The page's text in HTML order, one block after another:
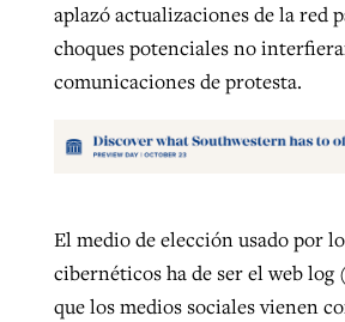
aplazó actualizaciones de la red
choques potenciales no
comunicaciones de protesta.
El medio de elección usado por
cibernéticos ha de ser el web log
que los medios sociales vienen